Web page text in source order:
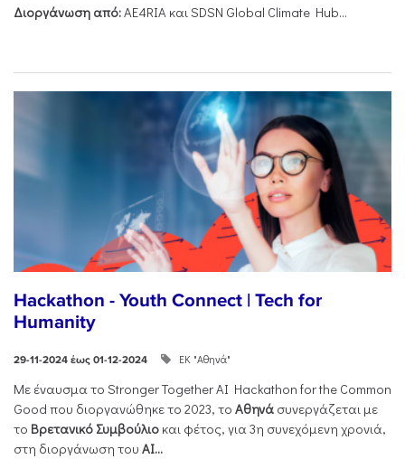
Διοργάνωση από:AE4RIA και SDSN Global Climate Hub...
Hackathon - Youth Connect | Tech for
Humanity
29-11-2024 έως 01-12-2024 ΕΚ "Αθηνά"
Με έναυσμα το Stronger Together AI Hackathon for the Common
Good που διοργανώθηκε το 2023, το Αθηνά συνεργάζεται με
το Βρετανικό Συμβούλιο και φέτος, για 3η συνεχόμενη χρονιά,
στη διοργάνωση του AI...